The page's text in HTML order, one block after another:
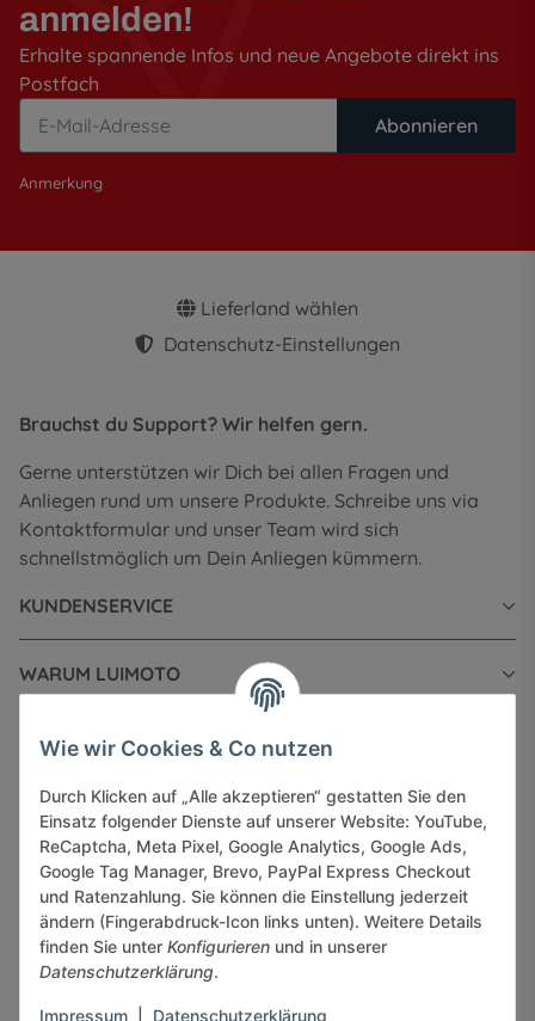
anmelden!
Erhalte spannende Infos und neue Angebote direkt ins
Postfach
Abonnieren
Anmerkung
Lieferland wählen
Datenschutz-Einstellungen
Brauchst du Support? Wir helfen gern.
Gerne unterstützen wir Dich bei allen Fragen und
Anliegen rund um unsere Produkte. Schreibe uns via
Kontaktformular und unser Team wird sich
schnellstmöglich um Dein Anliegen kümmern.
KUNDENSERVICE
WARUM LUIMOTO
INFORMATIONEN
GESETZLICHE INFORMATIONEN
Sicher bezahlen via:
Wie wir Cookies & Co nutzen
Durch Klicken auf „Alle akzeptieren“ gestatten Sie den
Einsatz folgender Dienste auf unserer Website: YouTube,
ReCaptcha, Meta Pixel, Google Analytics, Google Ads,
Google Tag Manager, Brevo, PayPal Express Checkout
und Ratenzahlung. Sie können die Einstellung jederzeit
ändern (Fingerabdruck-Icon links unten). Weitere Details
finden Sie unter Konfigurieren und in unserer
Datenschutzerklärung.
Impressum Datenschutzerklärung